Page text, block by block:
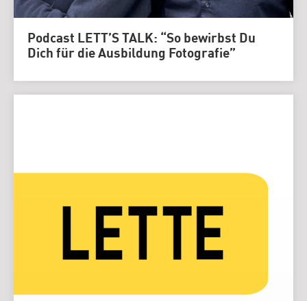
Podcast LETT’S TALK: “So bewirbst Du
Dich für die Ausbildung Fotografie”